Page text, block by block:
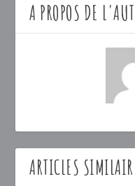
A PROPOS DE
ARTICLES